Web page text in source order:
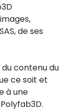
de ses
contenu du
ce soit et
à une